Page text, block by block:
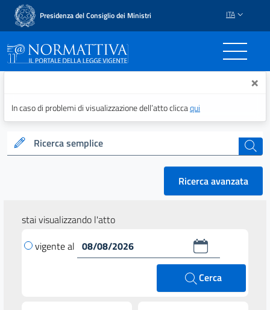
Presidenza del Consiglio dei Ministri ITA
Normattiva - Il portale ×
In caso di problemi di visualizzazione dell’atto cliccaqui
Ricerca semplice cerca
Ricerca avanzata
stai visualizzando l'atto
vigente al
Cerca